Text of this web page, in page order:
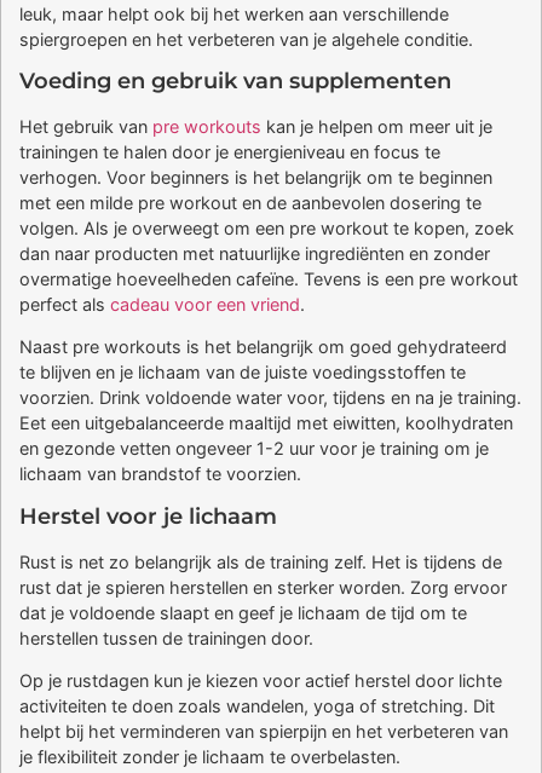
leuk, maar helpt ook bij het werken aan verschillende
spiergroepen en het verbeteren van je algehele conditie.
Voeding en gebruik van supplementen
Het gebruik van pre workouts kan je helpen om meer uit je
trainingen te halen door je energieniveau en focus te
verhogen. Voor beginners is het belangrijk om te beginnen
met een milde pre workout en de aanbevolen dosering te
volgen. Als je overweegt om een pre workout te kopen, zoek
dan naar producten met natuurlijke ingrediënten en zonder
overmatige hoeveelheden cafeïne. Tevens is een pre workout
perfect als cadeau voor een vriend.
Naast pre workouts is het belangrijk om goed gehydrateerd
te blijven en je lichaam van de juiste voedingsstoffen te
voorzien. Drink voldoende water voor, tijdens en na je training.
Eet een uitgebalanceerde maaltijd met eiwitten, koolhydraten
en gezonde vetten ongeveer 1-2 uur voor je training om je
lichaam van brandstof te voorzien.
Herstel voor je lichaam
Rust is net zo belangrijk als de training zelf. Het is tijdens de
rust dat je spieren herstellen en sterker worden. Zorg ervoor
dat je voldoende slaapt en geef je lichaam de tijd om te
herstellen tussen de trainingen door.
Op je rustdagen kun je kiezen voor actief herstel door lichte
activiteiten te doen zoals wandelen, yoga of stretching. Dit
helpt bij het verminderen van spierpijn en het verbeteren van
je flexibiliteit zonder je lichaam te overbelasten.